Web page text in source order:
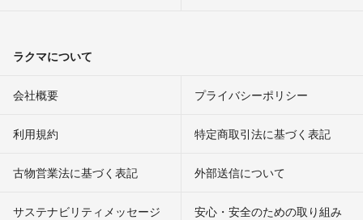
ラクマについて
会社概要 プライバシーポリシー
利用規約 特定商取引法に基づく表記
古物営業法に基づく表記 外部送信について
サステナビリティメッセージ 安心・安全のための取り組み